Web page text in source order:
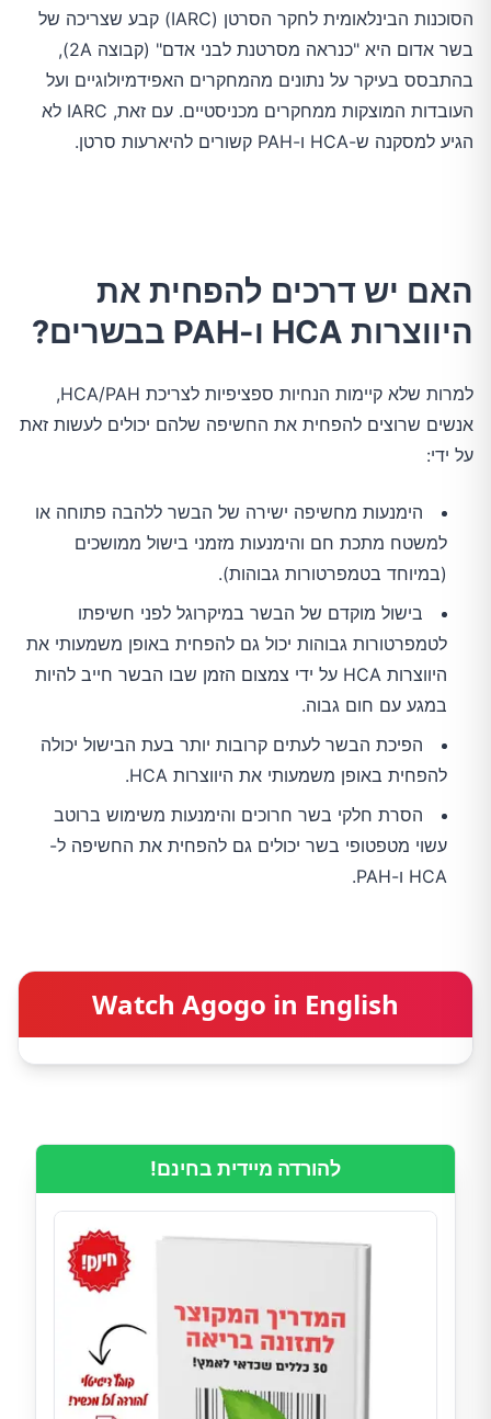
הסוכנות הבינלאומית לחקר הסרטן (IARC) קבע שצריכה של
בשר אדום היא "כנראה מסרטנת לבני אדם" (קבוצה 2A),
בהתבסס בעיקר על נתונים מהמחקרים האפידמיולוגיים ועל
העובדות המוצקות ממחקרים מכניסטיים. עם זאת, IARC לא
הגיע למסקנה ש-HCA ו-PAH קשורים להיארעות סרטן.
האם יש דרכים להפחית את
היווצרות HCA ו-PAH בבשרים?
למרות שלא קיימות הנחיות ספציפיות לצריכת HCA/PAH,
אנשים שרוצים להפחית את החשיפה שלהם יכולים לעשות זאת
על ידי:
הימנעות מחשיפה ישירה של הבשר ללהבה פתוחה או
למשטח מתכת חם והימנעות מזמני בישול ממושכים
(במיוחד בטמפרטורות גבוהות).
בישול מוקדם של הבשר במיקרוגל לפני חשיפתו
לטמפרטורות גבוהות יכול גם להפחית באופן משמעותי את
היווצרות HCA על ידי צמצום הזמן שבו הבשר חייב להיות
במגע עם חום גבוה.
הפיכת הבשר לעתים קרובות יותר בעת הבישול יכולה
להפחית באופן משמעותי את היווצרות HCA.
הסרת חלקי בשר חרוכים והימנעות משימוש ברוטב
עשוי מטפטופי בשר יכולים גם להפחית את החשיפה ל-
HCA ו-PAH.
Watch Agogo in English
להורדה מיידית בחינם!